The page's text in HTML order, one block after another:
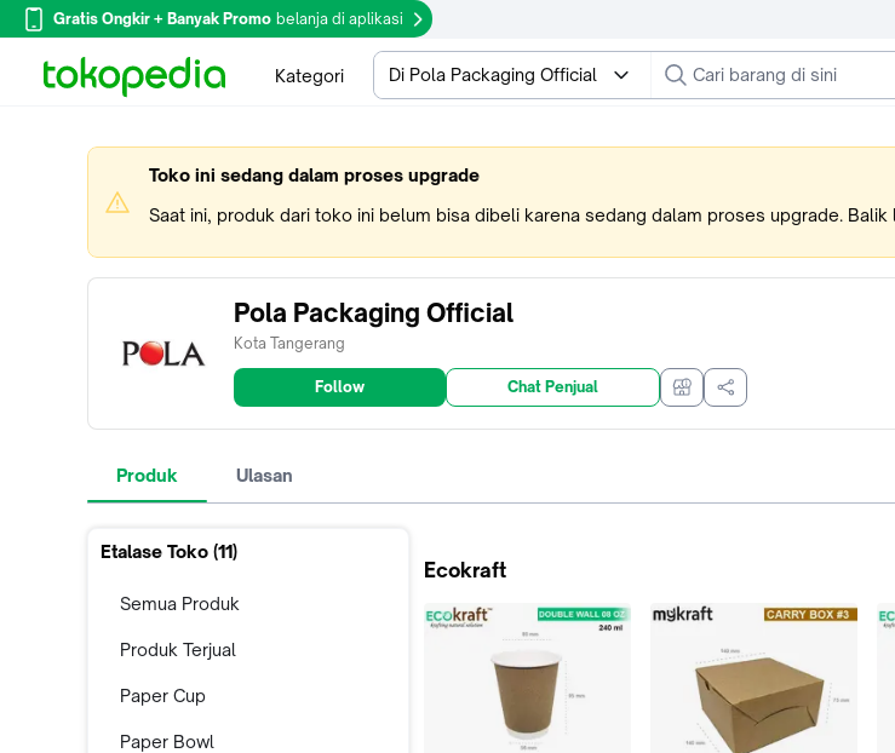
Gratis Ongkir + Banyak Promo belanja di aplikasi
Kategori Di Pola Packaging Official
Toko ini sedang dalam proses upgrade
Saat ini, produk dari toko ini belum bisa dibeli karena sedang dalam proses upgrade. Balik
Pola Packaging Official
Kota Tangerang
Follow Chat Penjual
Produk Ulasan
Etalase Toko (11)
Semua Produk
Produk Terjual
Paper Cup
Paper Bowl
Ecokraft